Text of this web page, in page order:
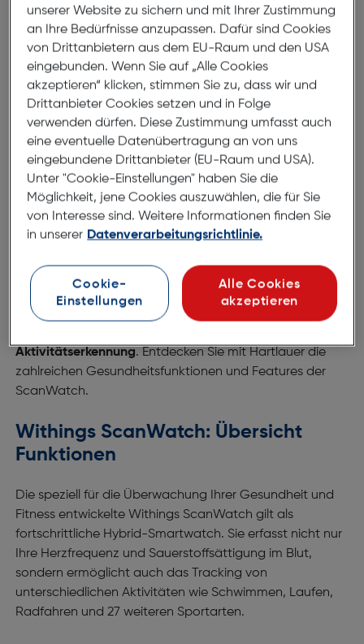
Withings ScanWatch kaufen bei
Hartlauer
DieWithings ScanWatchist die perfekte Symbiose aus
klassischem Design und moderner
Gesundheitstechnologie. Alsinnovative Hybrid-
Smartwatchmit Fokus auf Gesundheitsparameter
bietet sie zahlreiche Funktionen wie dieEKG-Messung,
Herzfrequenzüberwachung und Schlafanalyse.
Mit ihrem eleganten Look und fortschrittlichen Features
Accessoire, sondern auch einzuverlässiger Begleiter
für
tagtägliches Wohlbefinden
. Damit Sie ihre
Fitnessziele stets im Blick behalten, überzeugt die
Aktivitätserkennung. Entdecken Sie mit Hartlauer die
zahlreichen Gesundheitsfunktionen und Features der
ScanWatch.
Withings ScanWatch: Übersicht
Funktionen
Die speziell für die Überwachung Ihrer Gesundheit und
Fitness entwickelte Withings ScanWatch gilt als
fortschrittliche Hybrid-Smartwatch. Sie erfasst nicht nur
Ihre Herzfrequenz und Sauerstoffsättigung im Blut,
sondern ermöglicht auch das Tracking von
unterschiedlichen Aktivitäten wie Schwimmen, Laufen,
Radfahren und 27 weiteren Sportarten.
unserer Website zu sichern und mit Ihrer Zustimmung
an Ihre Bedürfnisse anzupassen. Dafür sind Cookies
von Drittanbietern aus dem EU-Raum und den USA
eingebunden. Wenn Sie auf „Alle Cookies
akzeptieren“ klicken, stimmen Sie zu, dass wir und
Drittanbieter Cookies setzen und in Folge
verwenden dürfen. Diese Zustimmung umfasst auch
eine eventuelle Datenübertragung an von uns
eingebundene Drittanbieter (EU-Raum und USA).
Unter "Cookie-Einstellungen" haben Sie die
Möglichkeit, jene Cookies auszuwählen, die für Sie
von Interesse sind. Weitere Informationen finden Sie
in unserer Datenverarbeitungsrichtlinie.
Cookie-
Einstellungen
Alle Cookies
akzeptieren